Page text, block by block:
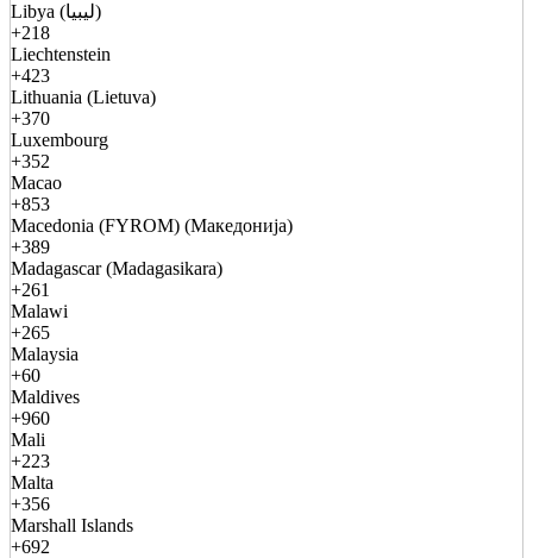
Libya (ليبيا)
+218
Liechtenstein
+423
Lithuania (Lietuva)
+370
Luxembourg
+352
Macao
+853
Macedonia (FYROM) (Македонија)
+389
Madagascar (Madagasikara)
+261
Malawi
+265
Malaysia
+60
Maldives
+960
Mali
+223
Malta
+356
Marshall Islands
+692